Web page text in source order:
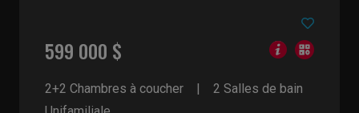
599 000 $
2+2 Chambres à coucher
2 Salles de bain